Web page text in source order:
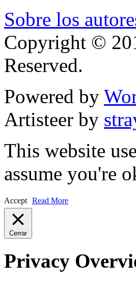
Sobre los
Copyright ©
Reserved.
Powered by
Artisteer by
This website
assume you're
Accept Read More
Cerrar
Privacy